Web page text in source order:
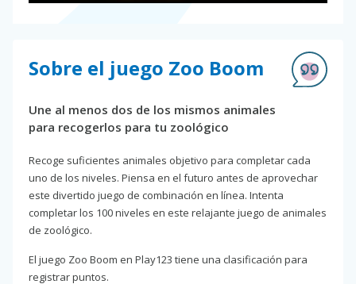
Sobre el juego Zoo Boom
Une al menos dos de los mismos animales
para recogerlos para tu zoológico
Recoge suficientes animales objetivo para completar cada
uno de los niveles. Piensa en el futuro antes de aprovechar
este divertido juego de combinación en línea. Intenta
completar los 100 niveles en este relajante juego de animales
de zoológico.
El juego Zoo Boom en Play123 tiene una clasificación para
registrar puntos.